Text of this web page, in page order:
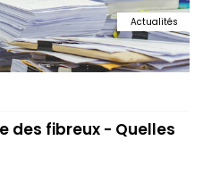
Actualités
des fibreux - Quelles